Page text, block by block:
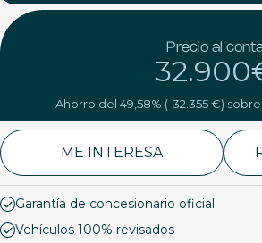
Precio al
Ahorro del 49,58% (-32.355 €)
ME INTERESA
Garantía de concesionario oficial
Vehículos 100% revisados